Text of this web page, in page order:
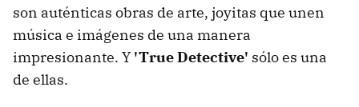
son auténticas obras de arte, joyitas que unen
música e imágenes de una manera
impresionante. Y 'True Detective' sólo es una
de ellas.